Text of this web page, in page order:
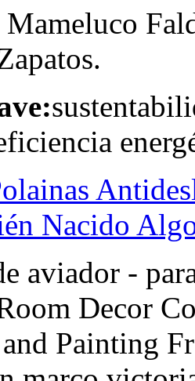
Nacido
aviador -
Decor
Painting